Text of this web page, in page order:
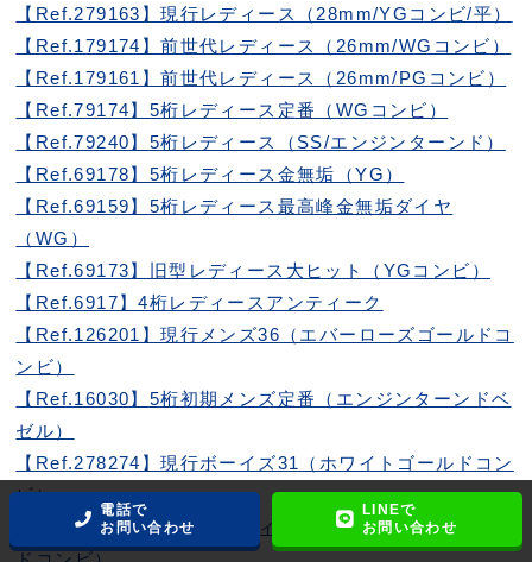
【Ref.279163】現行レディース（28mm/YGコンビ/平）
【Ref.179174】前世代レディース（26mm/WGコンビ）
【Ref.179161】前世代レディース（26mm/PGコンビ）
【Ref.79174】5桁レディース定番（WGコンビ）
【Ref.79240】5桁レディース（SS/エンジンターンド）
【Ref.69178】5桁レディース金無垢（YG）
【Ref.69159】5桁レディース最高峰金無垢ダイヤ
（WG）
【Ref.69173】旧型レディース大ヒット（YGコンビ）
【Ref.6917】4桁レディースアンティーク
【Ref.126201】現行メンズ36（エバーローズゴールドコ
ンビ）
【Ref.16030】5桁初期メンズ定番（エンジンターンドベ
ゼル）
【Ref.278274】現行ボーイズ31（ホワイトゴールドコン
ビ）
【Ref.179171】前世代レディース（エバーローズゴール
電話で
お問い合わせ
LINEで
お問い合わせ